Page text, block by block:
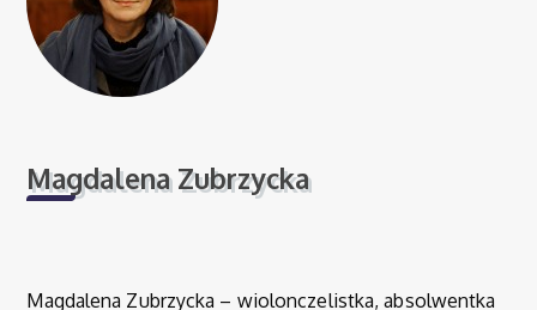
Magdalena Zubrzycka
Magdalena Zubrzycka – wiolonczelistka, absolwentka